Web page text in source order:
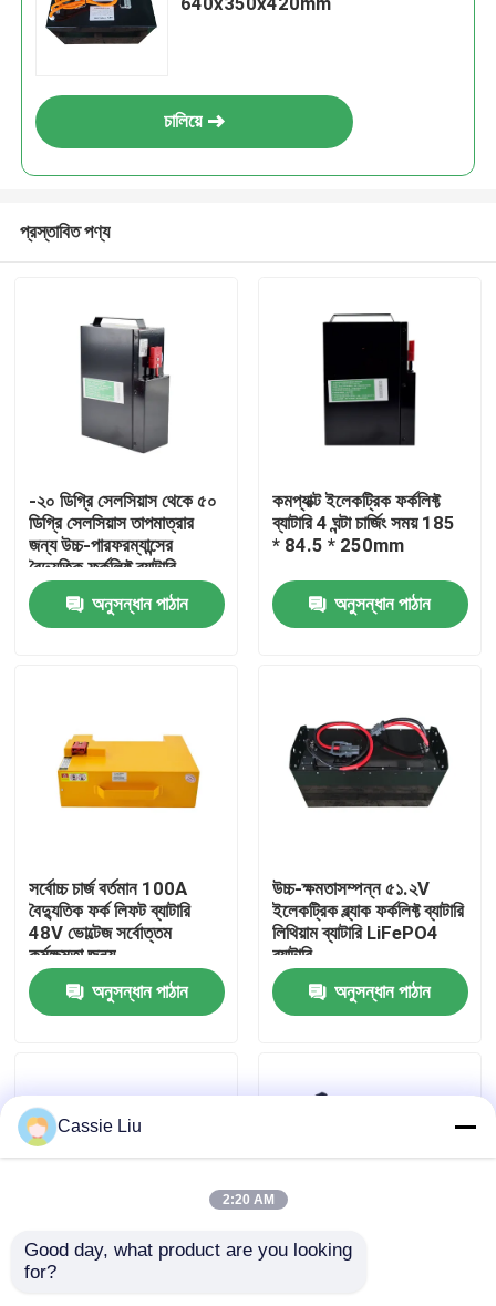
আমাদের সম্পর্কে
কারখানা ভ্রমণ
মান নিয়ন্ত্রণ
উদ্ধৃতির জন্য আবেদন
বৈদ্যুতিক ফর্কলিফ্ট লিথিয়াম আয়ন ব্যাটারি
চালিয়ে
প্রস্তাবিত পণ্য
-২০ ডিগ্রি সেলসিয়াস থেকে ৫০
ডিগ্রি সেলসিয়াস তাপমাত্রার
জন্য উচ্চ-পারফরম্যান্সের
বৈদ্যুতিক ফর্কলিফ্ট ব্যাটারি
অনুসন্ধান পাঠান
কমপ্যাক্ট ইলেকট্রিক ফর্কলিফ্ট
ব্যাটারি 4 ঘন্টা চার্জিং সময় 185
* 84.5 * 250mm
অনুসন্ধান পাঠান
সর্বোচ্চ চার্জ বর্তমান 100A
বৈদ্যুতিক ফর্ক লিফট ব্যাটারি
48V ভোল্টেজ সর্বোত্তম
কর্মক্ষমতা জন্য
অনুসন্ধান পাঠান
উচ্চ-ক্ষমতাসম্পন্ন ৫১.২V
ইলেকট্রিক ব্ল্যাক ফর্কলিফ্ট ব্যাটারি
লিথিয়াম ব্যাটারি LiFePO4
ব্যাটারি
অনুসন্ধান পাঠান
শক্তিশালী এবং টেকসই
Cassie Liu
2:20 AM
Good day, what product are you looking
for?